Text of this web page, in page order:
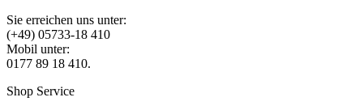
Sie erreichen uns unter:
(+49) 05733-18 410
Mobil unter:
0177 89 18 410.
Shop Service